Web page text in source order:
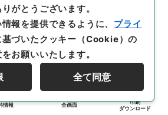
情報 全画面
印刷
ダウンロード
がとうございます。
報を提供できるように、 プライ
基づいたクッキー（Cookie）の
お願いいたします。
全て同意